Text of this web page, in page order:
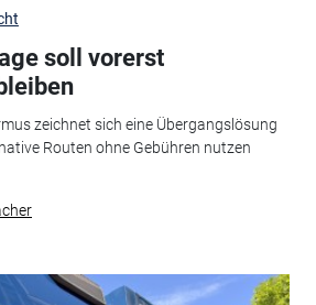
soll vorerst
zeichnet sich eine Übergangslösung
Routen ohne Gebühren nutzen